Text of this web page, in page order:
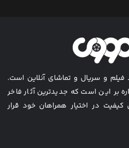
و سریال و تماشای آنلاین است.
بر این است که جدیدترین آثار فاخر
کیفیت در اختیار همراهان خود قرار